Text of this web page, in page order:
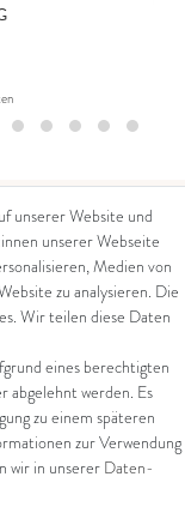
Versand
unserer Website und
unserer Webseite
Medien von
zu analysieren. Die
Wir teilen diese Daten
eines berechtigten
abgelehnt werden. Es
zu einem späteren
zur Verwendung
wir in unserer Daten­